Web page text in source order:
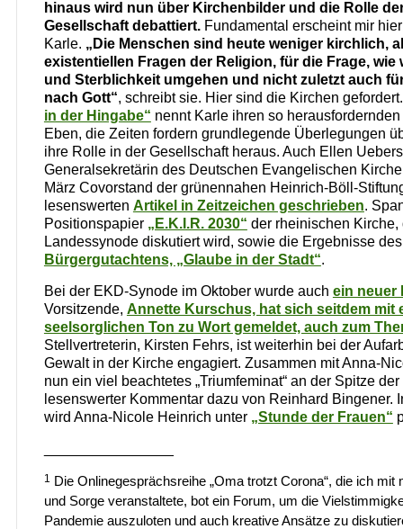
hinaus wird nun über Kirchenbilder und die Rolle
Gesellschaft debattiert.Fundamental erscheint mir
Karle. „Die Menschen sind heute weniger kirchlich,
existentiellen Fragen der Religion, für die Frage, wie
und Sterblichkeit umgehen und nicht zuletzt auch
nach Gott“, schreibt sie. Hier sind die Kirchen
in der Hingabe“ nennt Karle ihren so
Eben, die Zeiten fordern grundlegende Überlegungen
ihre Rolle in der Gesellschaft heraus. Auch Ellen
Generalsekretärin des Deutschen Evangelischen
März Covorstand der grünennahen Heinrich-Böll-
lesenswerten Artikel in Zeitzeichen geschrieben.
Positionspapier „E.K.I.R. 2030“ der rheinischen Kirche,
Landessynode diskutiert wird, sowie die Ergebnisse
Bürgergutachtens, „Glaube in der Stadt“.
Bei der EKD-Synode im Oktober wurde auch ein neuer
Vorsitzende, Annette Kurschus, hat sich seitdem mit
seelsorglichen Ton zu Wort gemeldet, auch zum
Stellvertreterin, Kirsten Fehrs, ist weiterhin bei der
Gewalt in der Kirche engagiert. Zusammen mit Anna-
nun ein viel beachtetes „Triumfeminat“ an der Spitze
lesenswerter Kommentar dazu von Reinhard Bingener.
wird Anna-Nicole Heinrich unter „Stunde der Frauen“
1 Die Onlinegesprächsreihe „Oma trotzt Corona“, die ich mit
und Sorge veranstaltete, bot ein Forum, um die
Pandemie auszuloten und auch kreative Ansätze zu